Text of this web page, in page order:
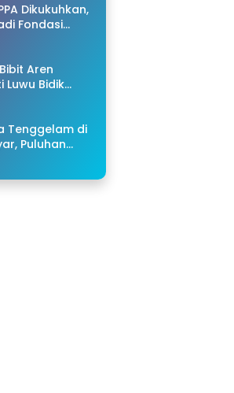
Dikukuhkan,
Fondasi
di Luwu
Aren
Luwu Bidik
Gula Aren
Tenggelam di
Puluhan
Hilang